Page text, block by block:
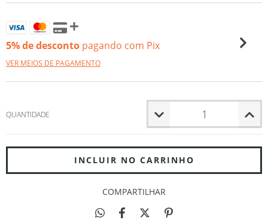
5% de desconto pagando com Pix
VER MEIOS DE PAGAMENTO
QUANTIDADE
COMPARTILHAR